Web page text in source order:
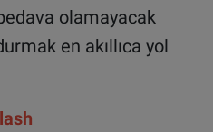
olamayacak
en akıllıca yol